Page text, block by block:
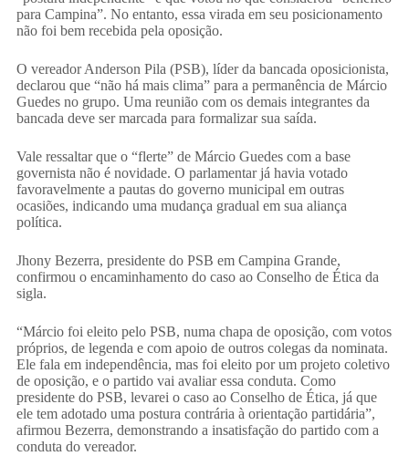
para Campina”. No entanto, essa virada em seu posicionamento
não foi bem recebida pela oposição.
O vereador Anderson Pila (PSB), líder da bancada oposicionista,
declarou que “não há mais clima” para a permanência de Márcio
Guedes no grupo. Uma reunião com os demais integrantes da
bancada deve ser marcada para formalizar sua saída.
Vale ressaltar que o “flerte” de Márcio Guedes com a base
governista não é novidade. O parlamentar já havia votado
favoravelmente a pautas do governo municipal em outras
ocasiões, indicando uma mudança gradual em sua aliança
política.
Jhony Bezerra, presidente do PSB em Campina Grande,
confirmou o encaminhamento do caso ao Conselho de Ética da
sigla.
“Márcio foi eleito pelo PSB, numa chapa de oposição, com votos
próprios, de legenda e com apoio de outros colegas da nominata.
Ele fala em independência, mas foi eleito por um projeto coletivo
de oposição, e o partido vai avaliar essa conduta. Como
presidente do PSB, levarei o caso ao Conselho de Ética, já que
ele tem adotado uma postura contrária à orientação partidária”,
afirmou Bezerra, demonstrando a insatisfação do partido com a
conduta do vereador.